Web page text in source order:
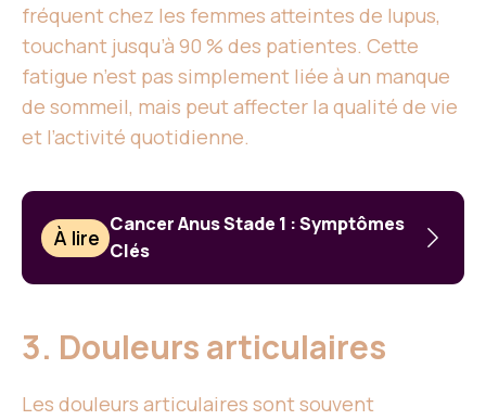
fréquent chez les femmes atteintes de lupus,
touchant jusqu’à 90 % des patientes. Cette
fatigue n’est pas simplement liée à un manque
de sommeil, mais peut affecter la qualité de vie
et l’activité quotidienne.
À lire
Cancer Anus Stade 1 : Symptômes
Clés
3. Douleurs articulaires
Les douleurs articulaires sont souvent